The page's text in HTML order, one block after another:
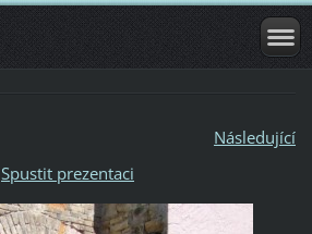
Následující
Spustit prezentaci